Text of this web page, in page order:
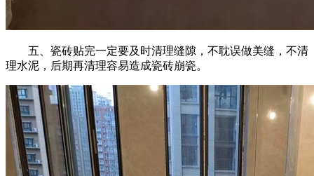
五、瓷砖贴完一定要及时清理缝隙，不耽误做美缝，不清
理水泥，后期再清理容易造成瓷砖崩瓷。